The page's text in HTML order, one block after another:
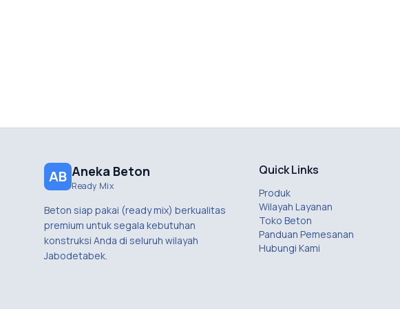
AB Aneka Beton
Ready Mix
Beton siap pakai (ready mix) berkualitas
premium untuk segala kebutuhan
konstruksi Anda di seluruh wilayah
Jabodetabek.
Quick Links
Produk
Wilayah Layanan
Toko Beton
Panduan Pemesanan
Hubungi Kami